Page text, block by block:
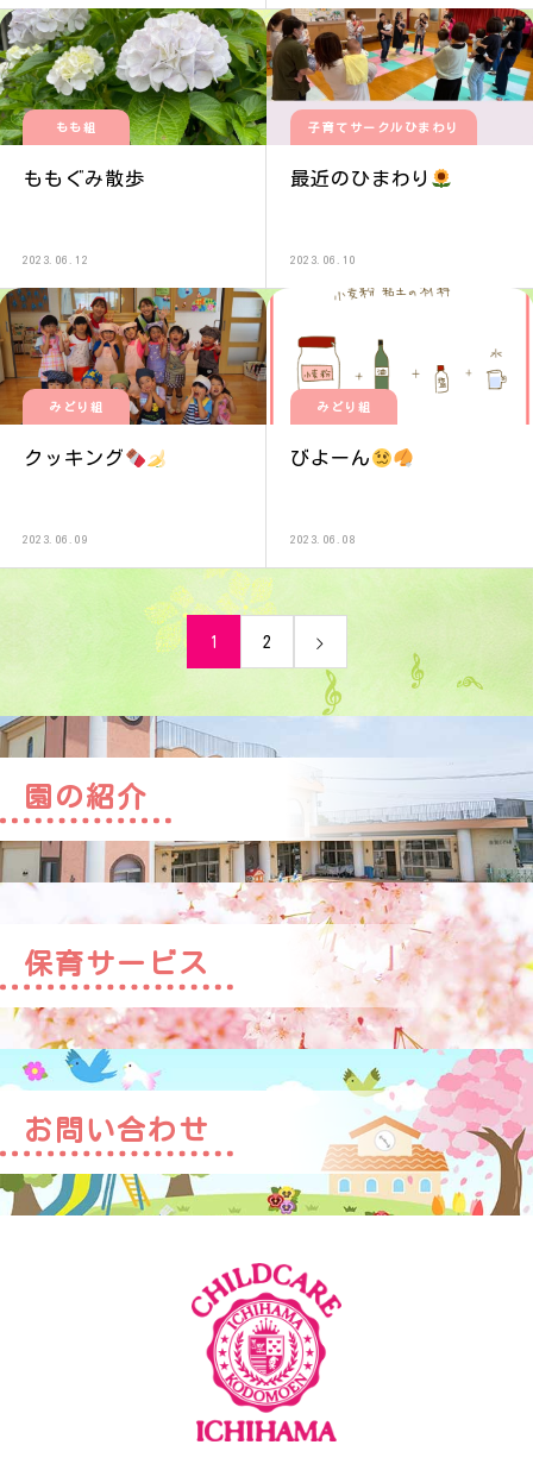
もも組
ももぐみ散歩
2023.06.12
子育てサークルひまわり
最近のひまわり
2023.06.10
みどり組
クッキング
2023.06.09
みどり組
びよーん
2023.06.08
1 2
園の紹介
保育サービス
お問い合わせ